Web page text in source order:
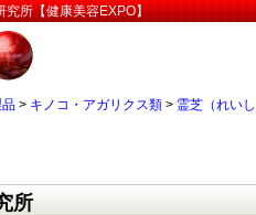
究所【健康美容EXPO】
> キノコ・アガリクス類 > 霊芝（れい
所